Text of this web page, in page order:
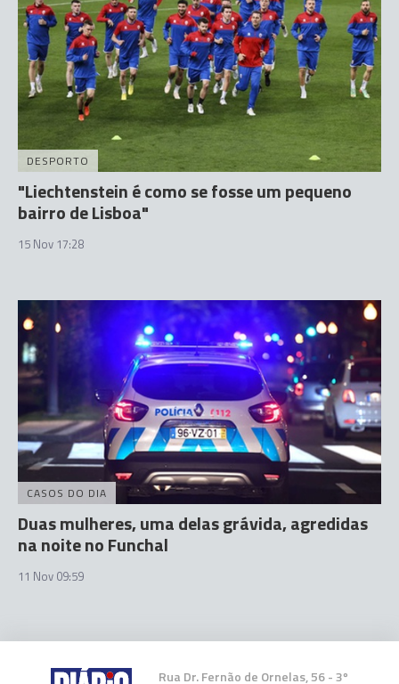
DESPORTO
"Liechtenstein é como se fosse um pequeno
bairro de Lisboa"
15 Nov 17:28
CASOS DO DIA
Duas mulheres, uma delas grávida, agredidas
na noite no Funchal
11 Nov 09:59
Rua Dr. Fernão de Ornelas, 56 - 3º